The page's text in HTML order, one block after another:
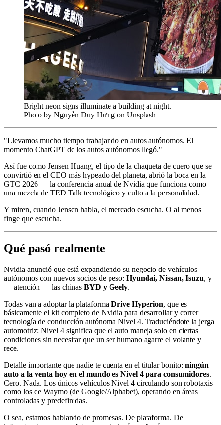
Bright neon signs illuminate a building at night. —
Photo by Nguyễn Duy Hưng on Unsplash
"Llevamos mucho tiempo trabajando en autos autónomos. El
momento ChatGPT de los autos autónomos llegó."
Así fue como Jensen Huang, el tipo de la chaqueta de cuero que se
convirtió en el CEO más hypeado del planeta, abrió la boca en la
GTC 2026 — la conferencia anual de Nvidia que funciona como
una mezcla de TED Talk tecnológico y culto a la personalidad.
Y miren, cuando Jensen habla, el mercado escucha. O al menos
finge que escucha.
Qué pasó realmente
Nvidia anunció que está expandiendo su negocio de vehículos
autónomos con nuevos socios de peso: Hyundai, Nissan, Isuzu, y
— atención — las chinas BYD y Geely.
Todas van a adoptar la plataforma Drive Hyperion, que es
básicamente el kit completo de Nvidia para desarrollar y correr
tecnología de conducción autónoma Nivel 4. Traduciéndote la jerga
automotriz: Nivel 4 significa que el auto maneja solo en ciertas
condiciones sin necesitar que un ser humano agarre el volante y
rece.
Detalle importante que nadie te cuenta en el titular bonito: ningún
auto a la venta hoy en el mundo es Nivel 4 para consumidores.
Cero. Nada. Los únicos vehículos Nivel 4 circulando son robotaxis
como los de Waymo (de Google/Alphabet), operando en áreas
controladas y predefinidas.
O sea, estamos hablando de promesas. De plataforma. De